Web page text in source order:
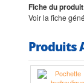
Fiche du produit
Voir la fiche
Produits